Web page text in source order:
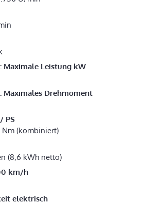
Leistung kW
Drehmoment
PS
Nm (kombiniert)
(8,6 kWh netto)
km/h
elektrisch